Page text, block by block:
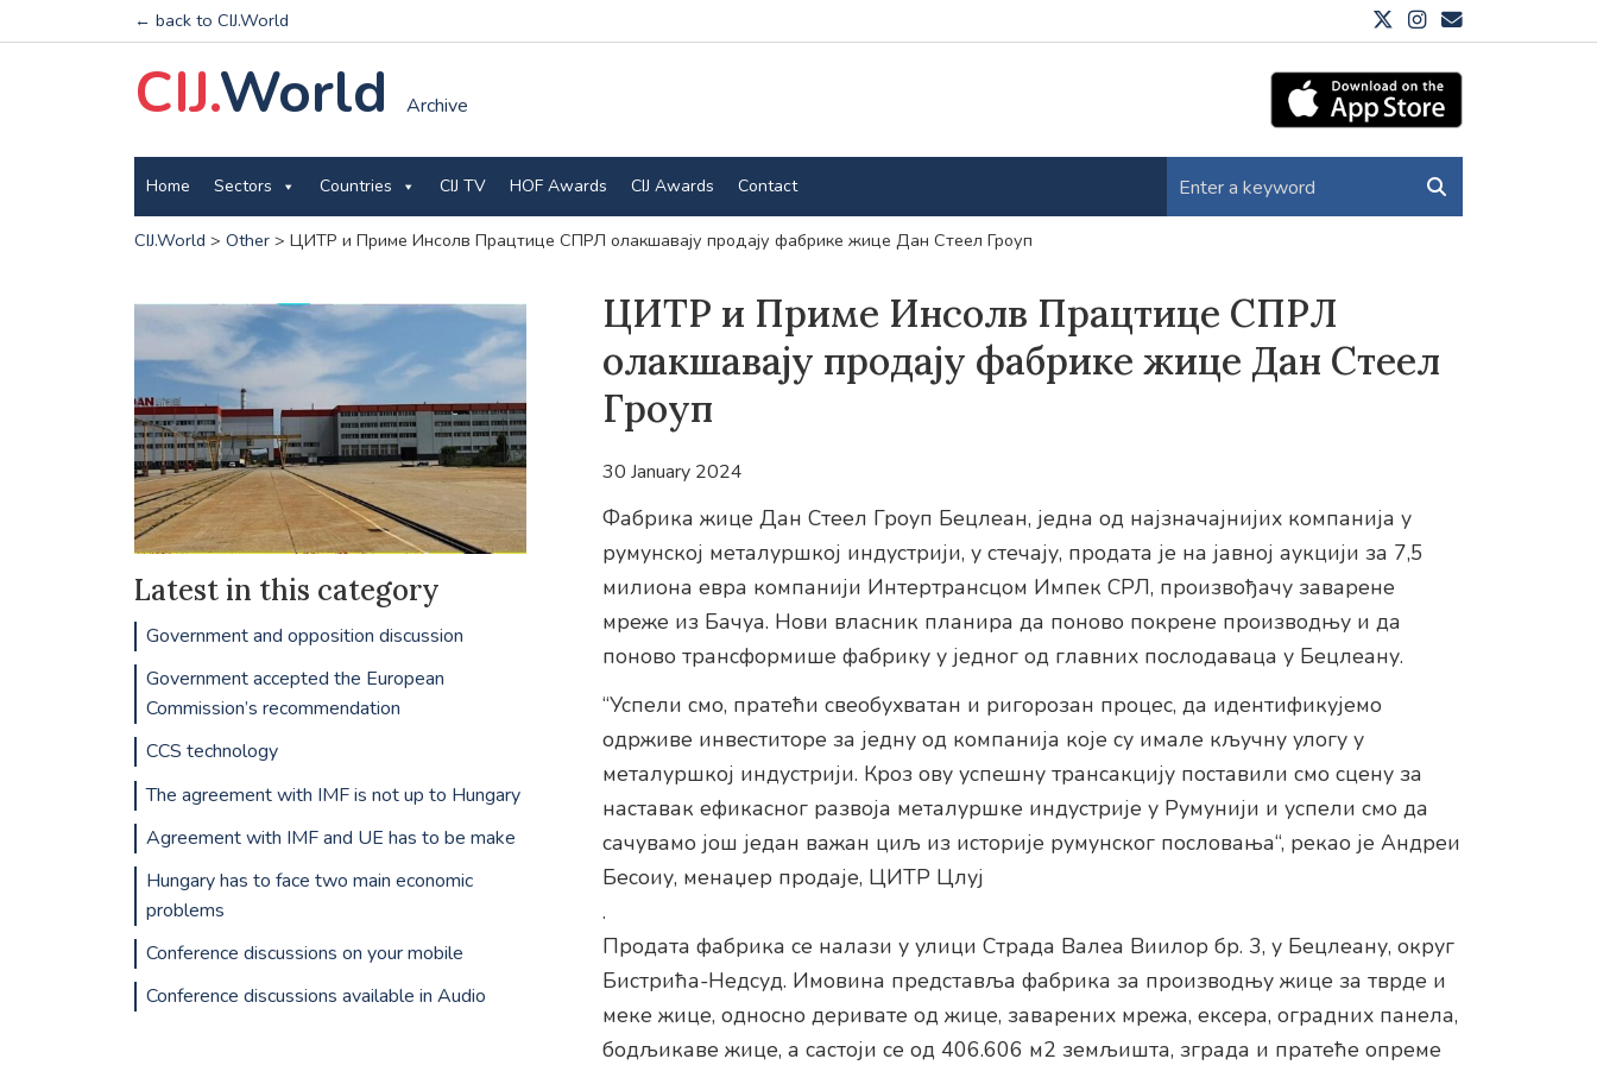
← back to CIJ.World
CIJ.World Archive
Home Sectors Countries CIJ TV HOF Awards CIJ Awards Contact
CIJ.World > Other> ЦИТР и Приме Инсолв Працтице СПРЛ олакшавају продају фабрике жице Дан Стеел Гроуп
ЦИТР и Приме Инсолв Працтице СПРЛ
олакшавају продају фабрике жице Дан Стеел
Гроуп
30 January 2024
Фабрика жице Дан Стеел Гроуп Бецлеан, једна од најзначајнијих компанија у
румунској металуршкој индустрији, у стечају, продата је на јавној аукцији за 7,5
милиона евра компанији Интертрансцом Импек СРЛ, произвођачу заварене
мреже из Бачуа. Нови власник планира да поново покрене производњу и да
поново трансформише фабрику у једног од главних послодаваца у Бецлеану.
“Успели смо, пратећи свеобухватан и ригорозан процес, да идентификујемо
одрживе инвеститоре за једну од компанија које су имале кључну улогу у
металуршкој индустрији. Кроз ову успешну трансакцију поставили смо сцену за
наставак ефикасног развоја металуршке индустрије у Румунији и успели смо да
сачувамо још један важан циљ из историје румунског пословања“, рекао је Андреи
Бесоиу, менаџер продаје, ЦИТР Цлуј
.
Продата фабрика се налази у улици Страда Валеа Виилор бр. 3, у Бецлеану, округ
Бистрића-Недсуд. Имовина представља фабрика за производњу жице за тврде и
меке жице, односно деривате од жице, заварених мрежа, ексера, оградних панела,
бодљикаве жице, а састоји се од 406.606 м2 земљишта, зграда и пратеће опреме
Latest in this category
Government and opposition discussion
Government accepted the European
Commission’s recommendation
CCS technology
The agreement with IMF is not up to Hungary
Agreement with IMF and UE has to be make
Hungary has to face two main economic
problems
Conference discussions on your mobile
Conference discussions available in Audio